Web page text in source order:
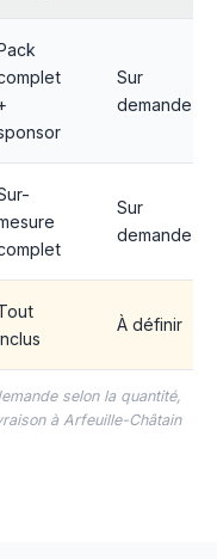
Sur
demande
Sur
demande
À définir
selon la quantité,
à Arfeuille-Châtain